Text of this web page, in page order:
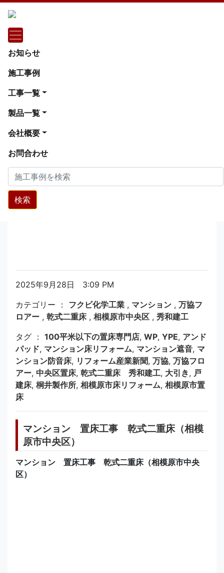
お知らせ
施工事例
工事一覧
製品一覧
会社概要
お問合わせ
検索
施工事例
相模原市中央区
マンション 置床工事 乾式二重床（相模
原市中央区）
マンション 置床工事 乾式二重床（相模原市中央
区）
2025年9月28日 3:09 PM
カテゴリー ： フクビ化学工業 , マンション , 万協フ
ロアー , 乾式二重床, 相模原市中央区 , 秀和建工
タグ ： 100平米以下の置床専門店, WP, YPE, アンド
パッド, マンション床リフォーム, マンション遮音, マ
ンション防音床, リフォーム産業新聞, 万協, 万協フロ
アー, 中央区置床, 乾式二重床 秀和建工, 大引き, 戸
建床, 桐井製作所, 相模原市床リフォーム, 相模原市置
床
マンション 置床工事 乾式二重床（相模
原市中央区）
マンション 置床工事 乾式二重床（相模原市中央
区）